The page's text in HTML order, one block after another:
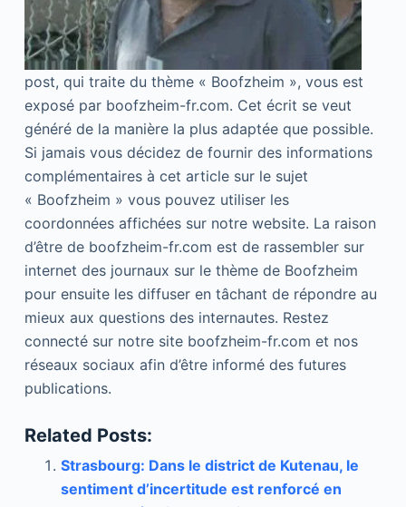
post, qui traite du thème « Boofzheim », vous est
exposé par boofzheim-fr.com. Cet écrit se veut
généré de la manière la plus adaptée que possible.
Si jamais vous décidez de fournir des informations
complémentaires à cet article sur le sujet
« Boofzheim » vous pouvez utiliser les
coordonnées affichées sur notre website. La raison
d’être de boofzheim-fr.com est de rassembler sur
internet des journaux sur le thème de Boofzheim
pour ensuite les diffuser en tâchant de répondre au
mieux aux questions des internautes. Restez
connecté sur notre site boofzheim-fr.com et nos
réseaux sociaux afin d’être informé des futures
publications.
Related Posts:
Strasbourg: Dans le district de Kutenau, le
sentiment d’incertitude est renforcé en